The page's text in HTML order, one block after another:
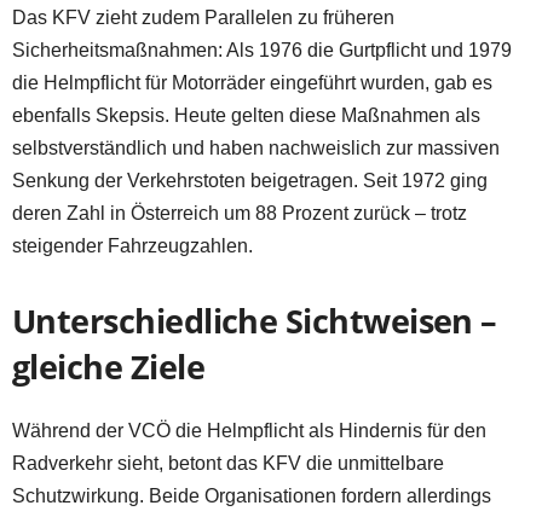
Das KFV zieht zudem Parallelen zu früheren
Sicherheitsmaßnahmen: Als 1976 die Gurtpflicht und 1979
die Helmpflicht für Motorräder eingeführt wurden, gab es
ebenfalls Skepsis. Heute gelten diese Maßnahmen als
selbstverständlich und haben nachweislich zur massiven
Senkung der Verkehrstoten beigetragen. Seit 1972 ging
deren Zahl in Österreich um 88 Prozent zurück – trotz
steigender Fahrzeugzahlen.
Unterschiedliche Sichtweisen –
gleiche Ziele
Während der VCÖ die Helmpflicht als Hindernis für den
Radverkehr sieht, betont das KFV die unmittelbare
Schutzwirkung. Beide Organisationen fordern allerdings